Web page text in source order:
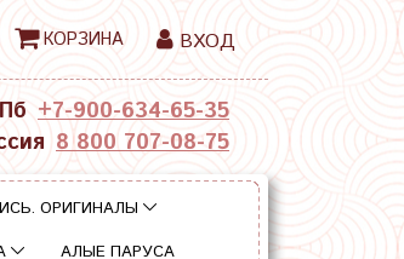
КОРЗИНА ВХОД
+7-900-634-65-35
8 800 707-08-75
ОРИГИНАЛЫ
АЛЫЕ ПАРУСА